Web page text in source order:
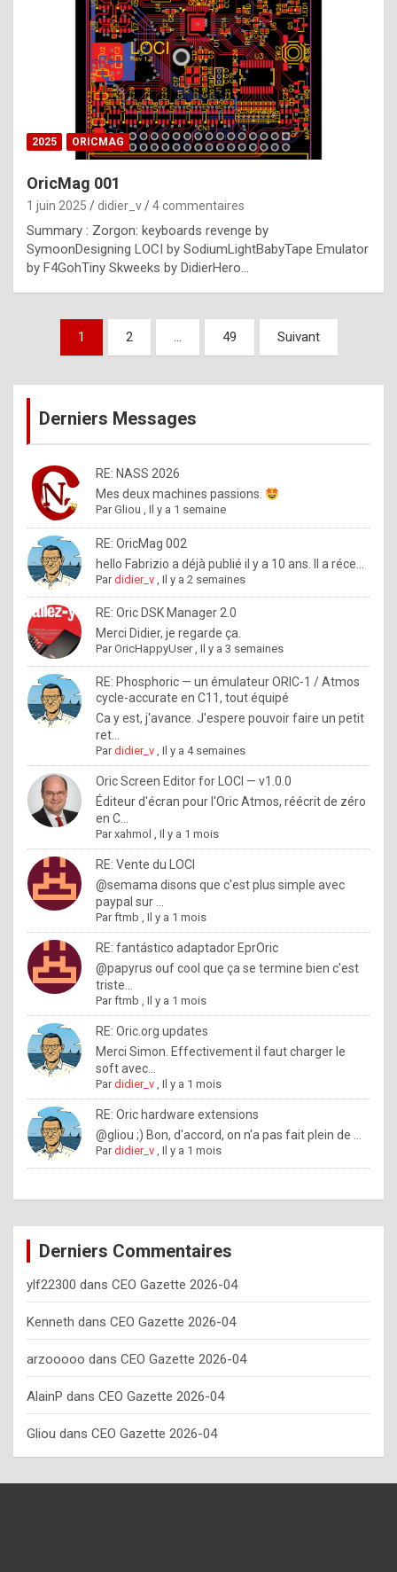
s
t
p
h
o
n
y
l
e
x
a
%
a
d
e
b
y
R
o
l
e
.
I
f
y
u
w
a
n
t
o
n
o
w
h
o
w
o
t
e
n
y
o
u
s
h
2025 ORICMAG
OricMag 001
1 juin 2025 didier_v 4 commentaires
Summary : Zorgon: keyboards revenge by
SymoonDesigning LOCI by SodiumLightBabyTape Emulator
by F4GohTiny Skweeks by DidierHero…
Pagination
publications
1 2 … 49 Suivant
Derniers Messages
RE: NASS 2026
Mes deux machines passions.
ParGliou ,Il y a 1 semaine
RE: OricMag 002
hello Fabrizio a déjà publié il y a 10 ans. Il a réce...
Pardidier_v ,Il y a 2 semaines
RE: Oric DSK Manager 2.0
Merci Didier, je regarde ça.
ParOricHappyUser,Il y a 3 semaines
RE: Phosphoric — un émulateur ORIC-1 / Atmos
cycle-accurate en C11, tout équipé
Ca y est, j'avance. J'espere pouvoir faire un petit
ret...
Pardidier_v ,Il y a 4 semaines
Oric Screen Editor for LOCI — v1.0.0
Éditeur d'écran pour l'Oric Atmos, réécrit de zéro
en C...
Parxahmol ,Il y a 1 mois
RE: Vente du LOCI
@semama disons que c'est plus simple avec
paypal sur ...
Parftmb ,Il y a 1 mois
RE: fantástico adaptador EprOric
@papyrus ouf cool que ça se termine bien c'est
triste...
Parftmb ,Il y a 1 mois
RE: Oric.org updates
Merci Simon. Effectivement il faut charger le
soft avec...
Pardidier_v ,Il y a 1 mois
RE: Oric hardware extensions
@gliou ;) Bon, d'accord, on n'a pas fait plein de ...
Pardidier_v ,Il y a 1 mois
Derniers Commentaires
ylf22300 dans CEO Gazette 2026-04
Kenneth dans CEO Gazette 2026-04
arzooooo dans CEO Gazette 2026-04
AlainP dans CEO Gazette 2026-04
Gliou dans CEO Gazette 2026-04